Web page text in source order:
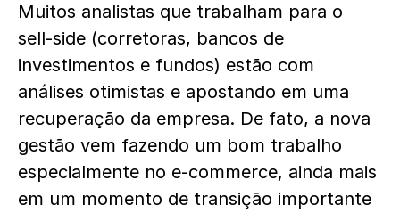
Muitos analistas que trabalham para o
sell-side (corretoras, bancos de
investimentos e fundos) estão com
análises otimistas e apostando em uma
recuperação da empresa. De fato, a nova
gestão vem fazendo um bom trabalho
especialmente no e-commerce, ainda mais
em um momento de transição importante